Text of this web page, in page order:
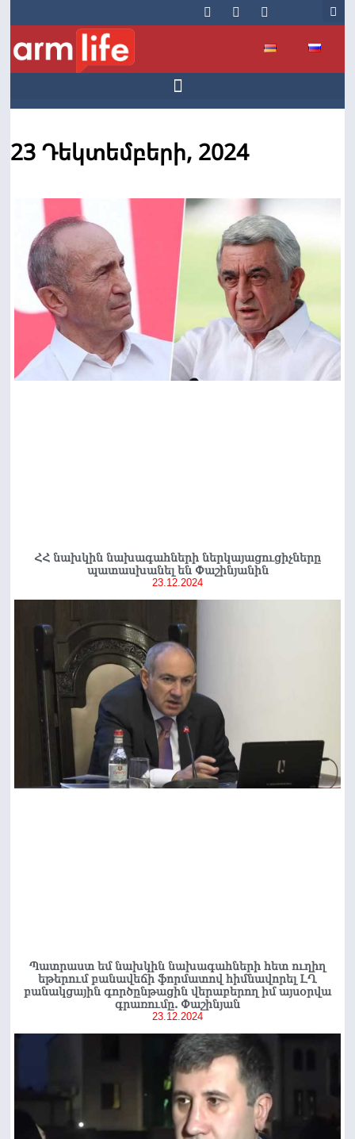
23 Դեկտեմբերի, 2024
ՀՀ նախկին նախագահների ներկայացուցիչները
պատասխանել են Փաշինյանին
23.12.2024
Պատրաստ եմ նախկին նախագահների հետ ուղիղ
եթերում բանավեճի ֆորմատով հիմնավորել ԼՂ
բանակցային գործընթացին վերաբերող իմ այսօրվա
գրառումը. Փաշինյան
23.12.2024